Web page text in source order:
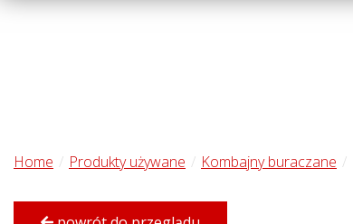
Home Produkty używane Kombajny buraczane